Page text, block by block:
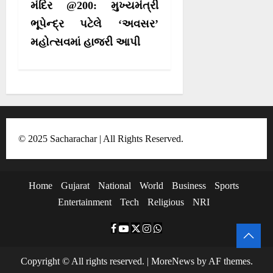
i
g
i
o
n
મંદિર @200: મુખ્યમંત્રી
ભૂપેન્દ્ર પટેલે ‘અવસર’
મહોત્સવમાં હાજરી આપી
© 2025 Sacharachar | All Rights Reserved.
Home Gujarat National World Business
Sports
Entertainment
Tech Religious NRI
F
c
Y
u
T
i
I
s
W
a
Copyright © All rights reserved. | MoreNewsby AF themes.